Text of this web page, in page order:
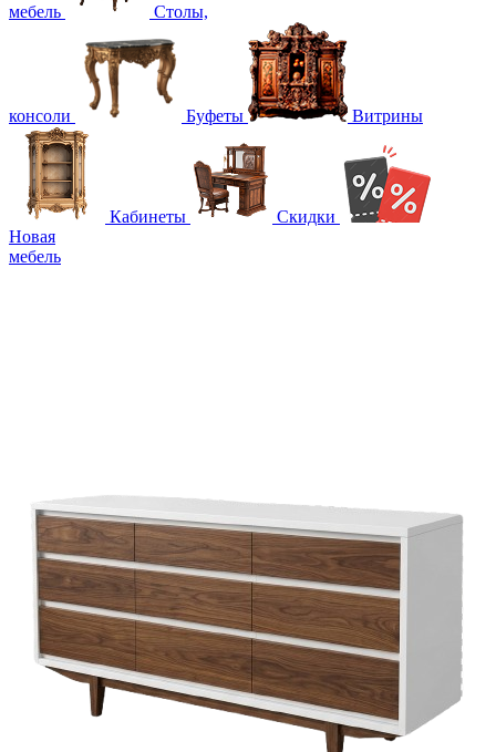
мебель Столы,
консоли Буфеты Витрины
Кабинеты
Скидки
Новая
мебель